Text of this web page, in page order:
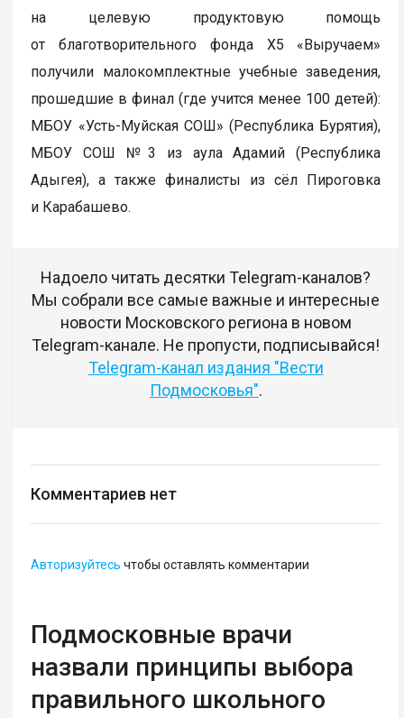
на целевую продуктовую помощь
от благотворительного фонда X5 «Выручаем»
получили малокомплектные учебные заведения,
прошедшие в финал (где учится менее 100 детей):
МБОУ «Усть-Муйская СОШ» (Республика Бурятия),
МБОУ СОШ №3 из аула Адамий (Республика
Адыгея), а также финалисты из сёл Пироговка
и Карабашево.
Надоело читать десятки Telegram-каналов?
Мы собрали все самые важные и интересные
новости Московского региона в новом
Telegram-канале. Не пропусти, подписывайся!
Telegram-канал издания "Вести
Подмосковья".
Комментариев нет
Авторизуйтесь чтобы оставлять комментарии
Подмосковные врачи
назвали принципы выбора
правильного школьного